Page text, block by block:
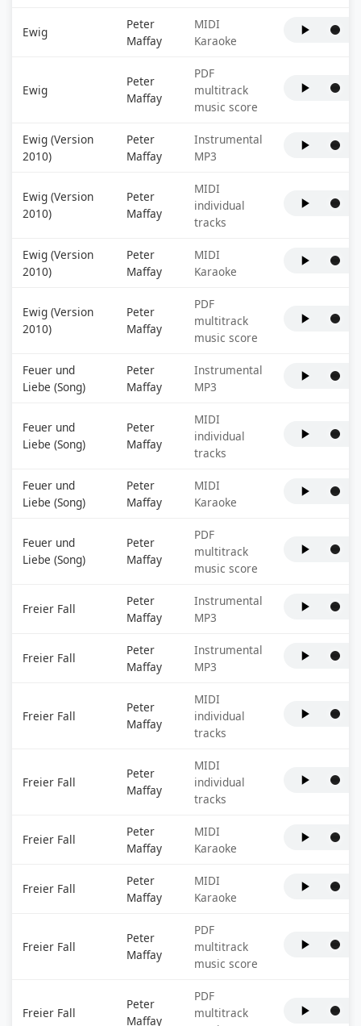
Ewig
Peter
Maffay
MIDI
Karaoke
Ewig
Peter
Maffay
PDF
multitrack
music score
Ewig (Version
2010)
Peter
Maffay
Instrumental
MP3
Ewig (Version
2010)
Peter
Maffay
MIDI
individual
tracks
Ewig (Version
2010)
Peter
Maffay
MIDI
Karaoke
Ewig (Version
2010)
Peter
Maffay
PDF
multitrack
music score
Feuer und
Liebe (Song)
Peter
Maffay
Instrumental
MP3
Feuer und
Liebe (Song)
Peter
Maffay
MIDI
individual
tracks
Feuer und
Liebe (Song)
Peter
Maffay
MIDI
Karaoke
Feuer und
Liebe (Song)
Peter
Maffay
PDF
multitrack
music score
Freier Fall
Peter
Maffay
Instrumental
MP3
Freier Fall
Peter
Maffay
Instrumental
MP3
Freier Fall
Peter
Maffay
MIDI
individual
tracks
Freier Fall
Peter
Maffay
MIDI
individual
tracks
Freier Fall
Peter
Maffay
MIDI
Karaoke
Freier Fall
Peter
Maffay
MIDI
Karaoke
Freier Fall
Peter
Maffay
PDF
multitrack
music score
Freier Fall
Peter
Maffay
PDF
multitrack